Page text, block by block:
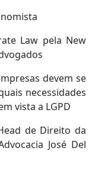
Law pela New
devem se
necessidades
vista a LGPD
de Direito da
José Del